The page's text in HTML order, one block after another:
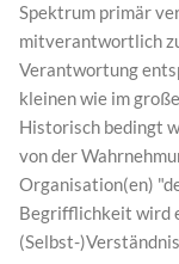
Spektrum primär
mitverantwortlich
Verantwortung
kleinen wie im
Historisch bedingt
von der
Organisation(en)
Begrifflichkeit wird
(Selbst-